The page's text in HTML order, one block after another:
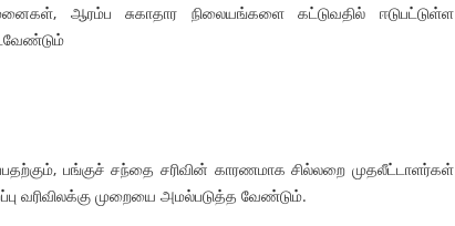
ஆரம்ப சுகாதார நிலையங்களை கட்டுவதில் ஈடுபட்டுள்ள
பங்குச் சந்தை சரிவின் காரணமாக சில்லறை முதலீட்டாளர்கள்
வரிவிலக்கு முறையை அமல்படுத்த வேண்டும்.